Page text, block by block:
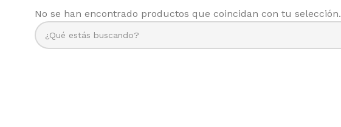
No se han encontrado productos que coincidan con tu selección.